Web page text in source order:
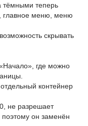
тёмными теперь
главное меню, меню
скрывать
где можно
контейнер
не разрешает
поэтому он заменён